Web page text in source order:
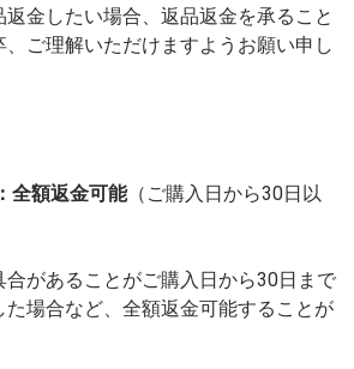
金したい場合、返品返金を承ること
ご理解いただけますようお願い申し
全額返金可能（ご購入日から30日以
があることがご購入日から30日まで
場合など、全額返金可能することが